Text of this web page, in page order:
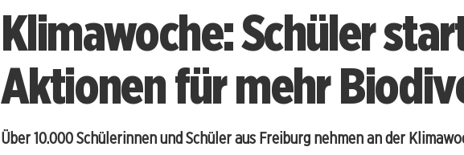
Klimawoche: Schüler
Aktionen für mehr
Über 10.000 Schülerinnen und Schüler aus Freiburg nehmen an der